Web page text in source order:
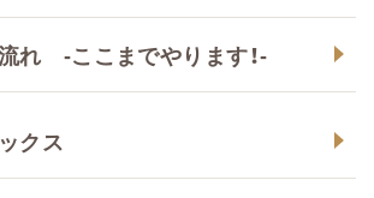
れ -ここまでやります！-
クス